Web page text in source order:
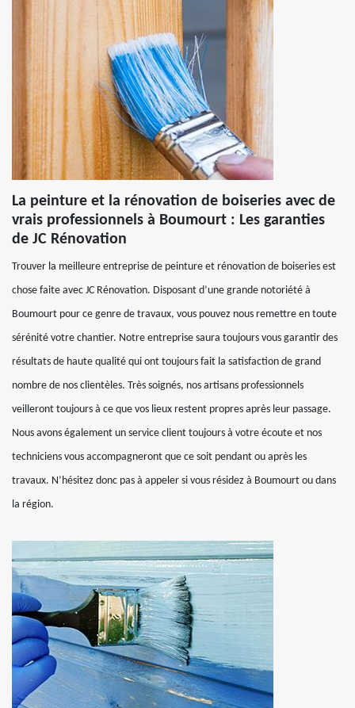
La peinture et la rénovation de boiseries avec de
vrais professionnels à Boumourt : Les garanties
de JC Rénovation
Trouver la meilleure entreprise de peinture et rénovation de boiseries est
chose faite avec JC Rénovation. Disposant d’une grande notoriété à
Boumourt pour ce genre de travaux, vous pouvez nous remettre en toute
sérénité votre chantier. Notre entreprise saura toujours vous garantir des
résultats de haute qualité qui ont toujours fait la satisfaction de grand
nombre de nos clientèles. Très soignés, nos artisans professionnels
veilleront toujours à ce que vos lieux restent propres après leur passage.
Nous avons également un service client toujours à votre écoute et nos
techniciens vous accompagneront que ce soit pendant ou après les
travaux. N’hésitez donc pas à appeler si vous résidez à Boumourt ou dans
la région.